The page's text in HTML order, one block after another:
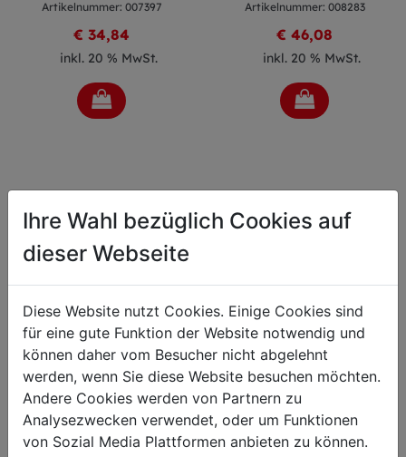
Artikelnummer: 007397
€ 34,84
inkl. 20 % MwSt.
Artikelnummer: 008283
€ 46,08
inkl. 20 % MwSt.
Wetzstahl Streicher
oval Diamant 25cm
Artikelnummer: 008424
Wetzstahl Streicher
Finecut rund 30cm blau
schwarz
Artikelnummer: 008506
Ihre Wahl bezüglich Cookies auf
dieser Webseite
Diese Website nutzt Cookies. Einige Cookies sind
für eine gute Funktion der Website notwendig und
können daher vom Besucher nicht abgelehnt
werden, wenn Sie diese Website besuchen möchten.
Andere Cookies werden von Partnern zu
Analysezwecken verwendet, oder um Funktionen
von Sozial Media Plattformen anbieten zu können.